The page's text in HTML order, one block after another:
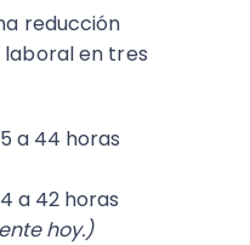
reducción
laboral en tres
a 44 horas
a 42 horas
hoy.)